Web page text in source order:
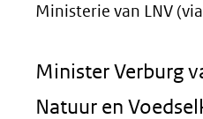
Ministerie van LNV
Minister Verburg
Natuur en